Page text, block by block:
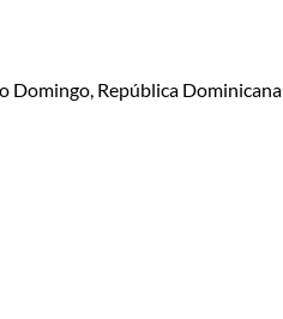
Domingo, República Dominicana